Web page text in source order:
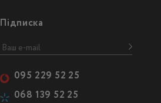
Підписка
095 229 52 25
068 139 52 25